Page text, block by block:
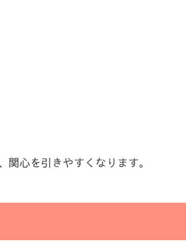
心を引きやすくなります。